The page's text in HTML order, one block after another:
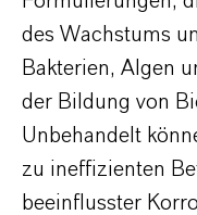
des Wachstums
Bakterien, Algen
der Bildung von
Unbehandelt
zu ineffizienten
beeinflusster